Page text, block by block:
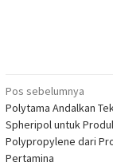
Navigasi
pos
Pos sebelumnya
Polytama Andalkan
Spheripol untuk
Polypropylene dari
Pertamina